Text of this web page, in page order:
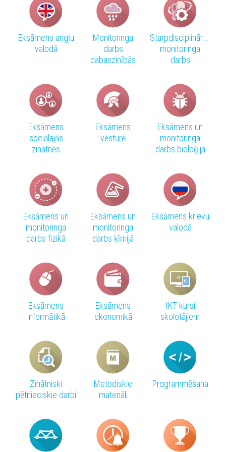
Eksāmens angļu
valodā
Monitoringa
darbs
dabaszinībās
Starpdisciplinārais
monitoringa
darbs
Eksāmens
sociālajās
zinātnēs
Eksāmens
vēsturē
Eksāmens un
monitoringa
darbs bioloģijā
Eksāmens un
monitoringa
darbs fizikā
Eksāmens un
monitoringa
darbs ķīmijā
Eksāmens krievu
valodā
Eksāmens
informātikā
Eksāmens
ekonomikā
IKT kursi
skolotājiem
Zinātniski
pētnieciskie darbi
Metodiskie
materiāli
Programmēšana